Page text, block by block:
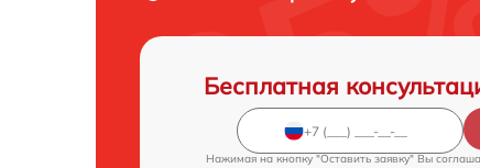
Бесплатная
Нажимая на кнопку "Оставить заявку" Вы